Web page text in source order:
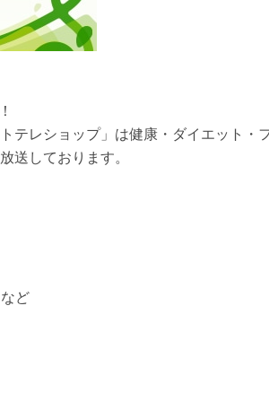
テレショップ」は健康・ダイエット・
送しております。
ど